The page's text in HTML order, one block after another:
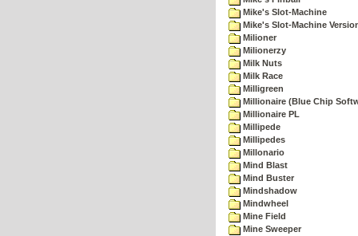
Mike's Slot-Machine
Mike's Slot-Machine
Milioner
Milionerzy
Milk Nuts
Milk Race
Milligreen
Millionaire (Blue Chip
Millionaire PL
Millipede
Millipedes
Millonario
Mind Blast
Mind Buster
Mindshadow
Mindwheel
Mine Field
Mine Sweeper